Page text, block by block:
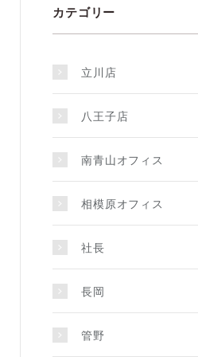
カテゴリー
立川店
八王子店
南青山オフィス
相模原オフィス
社長
長岡
管野